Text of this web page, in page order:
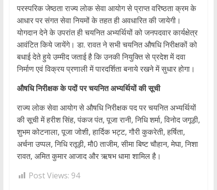
परस्परिक जेष्ठता राज्य लोक सेवा आयोग से प्राप्त वरिष्ठता क्रम के
आधार पर संगत सेवा नियमों के तहत ही अवधारित की जायेगी।
योगदान देने के उपरांत ही चयनित अभ्यर्थियों को जनपदवार कार्यक्षेत्र
आवंटित किये जायेंगे। डा. रावत ने सभी चयनित औषधि निरीक्षकों को
बधाई देते हुये उम्मीद जताई है कि उनकी नियुक्ति से प्रदेश में दवा
निर्माण एवं विक्रय प्रणाली में पारदर्शिता बनाये रखने में सुधार होगा।
औषधि निरीक्षक के पदों पर चयनित अभ्यर्थियों की सूची
राज्य लोक सेवा आयोग से औषधि निरीक्षक पद पर चयनित अभ्यर्थियों
की सूची में हरीश सिंह, पंकज पंत, पूजा रानी, निधि शर्मा, विनोद जगूड़ी,
शुभम कोटनाला, पूजा जोशी, हार्दिक भट्ट, गौरी कुकरेती, हर्षिता,
अर्चना उप्पल, निधि रतूड़ी, मौ0 ताजीम, सीमा बिष्ट चौहान, मेघा, निशा
रावत, अमित कुमार आजाद और ऋषभ धामा शामिल है।
Post Views: 94